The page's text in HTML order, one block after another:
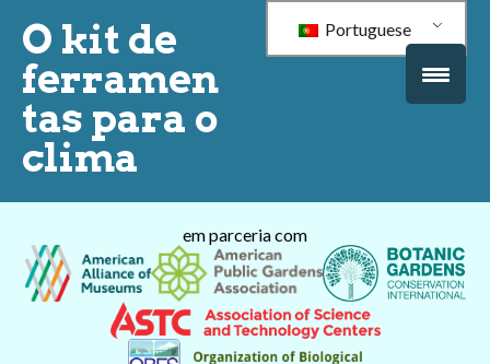
O kit de
ferramen
tas para o
clima
Portuguese
em parceria com